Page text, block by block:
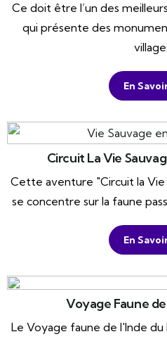
Ce doit être l’un des
qui présente des
En
Circuit La Vie
Cette aventure "Circuit la
se concentre sur la faune
En
Voyage Faune
Le Voyage faune de l'Inde